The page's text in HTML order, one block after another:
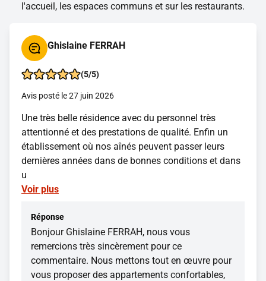
l'accueil, les espaces communs et sur les restaurants.
Ghislaine FERRAH
(5/5)
Avis posté le 27 juin 2026
Une très belle résidence avec du personnel très
attentionné et des prestations de qualité. Enfin un
établissement où nos aînés peuvent passer leurs
dernières années dans de bonnes conditions et dans
u
Voir plus
Réponse
Bonjour Ghislaine FERRAH, nous vous
remercions très sincèrement pour ce
commentaire. Nous mettons tout en œuvre pour
vous proposer des appartements confortables,